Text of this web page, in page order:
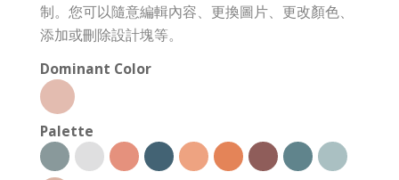
制。您可以隨意編輯內容、更換圖片、更改顏色、
添加或刪除設計塊等。
Dominant Color
Palette